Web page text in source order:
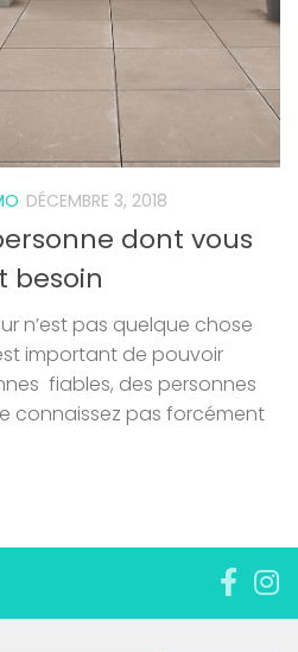
DÉCEMBRE 3, 2018
dont vous
besoin
n’est pas quelque chose
important de pouvoir
fiables, des personnes
connaissez pas forcément